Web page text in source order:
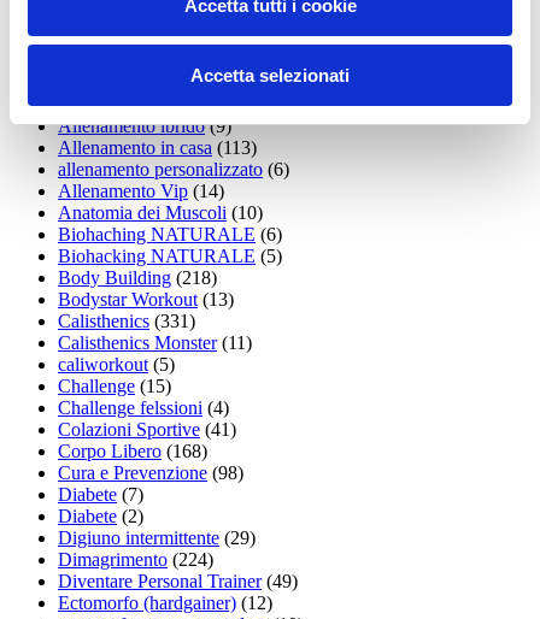
Accetta tutti i cookie
Accetta selezionati
Allenamento aerobico(16)
Allenamento Braccia(9)
Allenamento Donne(75)
Allenamento funzionale(6)
Allenamento ibrido(9)
Allenamento in casa (113)
allenamento personalizzato (6)
Allenamento Vip (14)
Anatomia dei Muscoli (10)
Biohaching NATURALE (6)
Biohacking NATURALE (5)
Body Building (218)
Bodystar Workout(13)
Calisthenics (331)
Calisthenics Monster(11)
caliworkout(5)
Challenge (15)
Challenge felssioni (4)
Colazioni Sportive (41)
Corpo Libero (168)
Cura e Prevenzione (98)
Diabete (7)
Diabete (2)
Digiuno intermittente (29)
Dimagrimento (224)
Diventare Personal Trainer(49)
Ectomorfo (hardgainer) (12)